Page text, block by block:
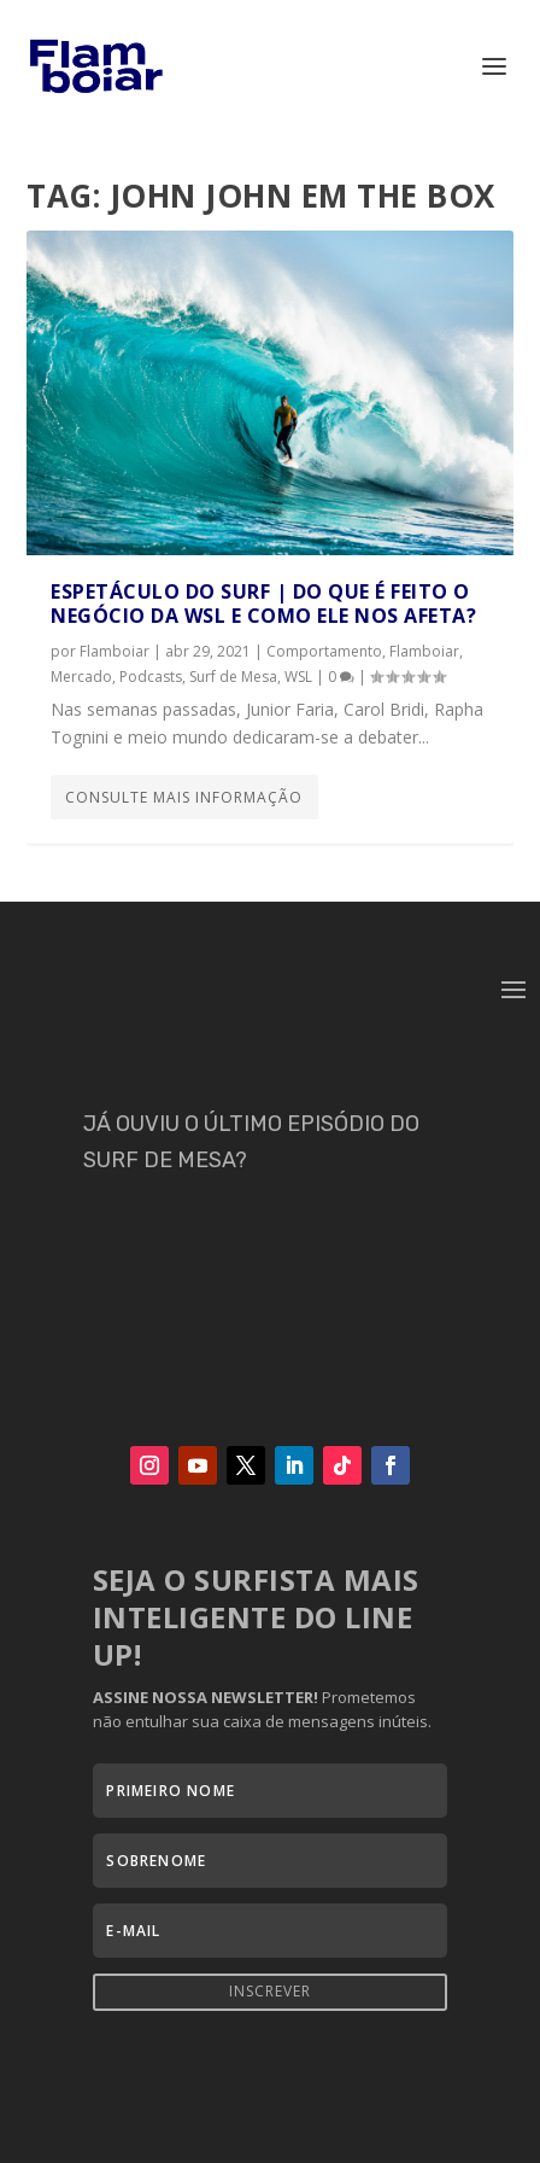
TAG: JOHN JOHN EM THE BOX
ESPETÁCULO DO SURF | DO QUE É FEITO O
NEGÓCIO DA WSL E COMO ELE NOS AFETA?
por Flamboiar | abr 29, 2021 | Comportamento, Flamboiar,
Mercado, Podcasts, Surf de Mesa,WSL | 0 |
Nas semanas passadas, Junior Faria, Carol Bridi, Rapha
Tognini e meio mundo dedicaram-se a debater...
CONSULTE MAIS INFORMAÇÃO
JÁ OUVIU O ÚLTIMO EPISÓDIO DO
SURF DE MESA?
SEJA O SURFISTA MAIS
INTELIGENTE DO LINE
UP!
ASSINE NOSSA NEWSLETTER! Prometemos
não entulhar sua caixa de mensagens inúteis.
INSCREVER